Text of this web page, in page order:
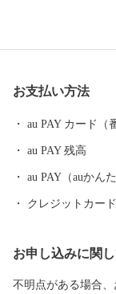
より、一部地域に
待ちいただいてい
は、岐阜県の中東
上市、関市、東は中津
飛騨川が南へ流れ
た、飛騨川に沿って
お支払い方法
au PAY カード（
au PAY 残高
au PAY（auかん
クレジットカー
お申し込みに関
不明点がある場合